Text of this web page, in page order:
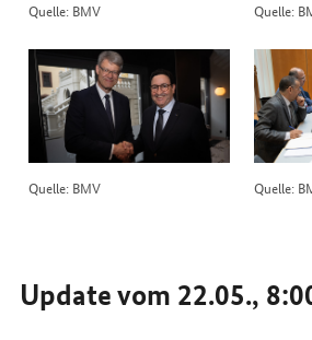
Quelle: BMV Quelle:
Quelle: BMV Quelle:
Update vom 22.05.,